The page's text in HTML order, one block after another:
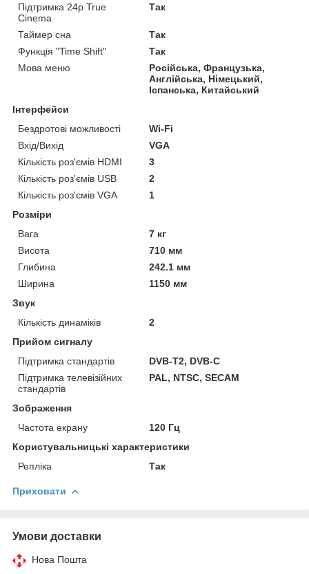
Підтримка 24p True
Cinema
Так
Таймер сна
Так
Функція "Time Shift"
Так
Мова меню
Російська, Французька,
Англійська, Німецький,
Іспанська, Китайський
Інтерфейси
Бездротові можливості
Wi-Fi
Вхід/Вихід
VGA
Кількість роз'ємів HDMI
3
Кількість роз'ємів USB
2
Кількість роз'ємів VGA
1
Розміри
Вага
7 кг
Висота
710 мм
Глибина
242.1 мм
Ширина
1150 мм
Звук
Кількість динаміків
2
Прийом сигналу
Підтримка стандартів
DVB-T2, DVB-C
Підтримка телевізійних
стандартів
PAL, NTSC, SECAM
Зображення
Частота екрану
120 Гц
Користувальницькі характеристики
Репліка
Так
Приховати
Умови доставки
Нова Пошта